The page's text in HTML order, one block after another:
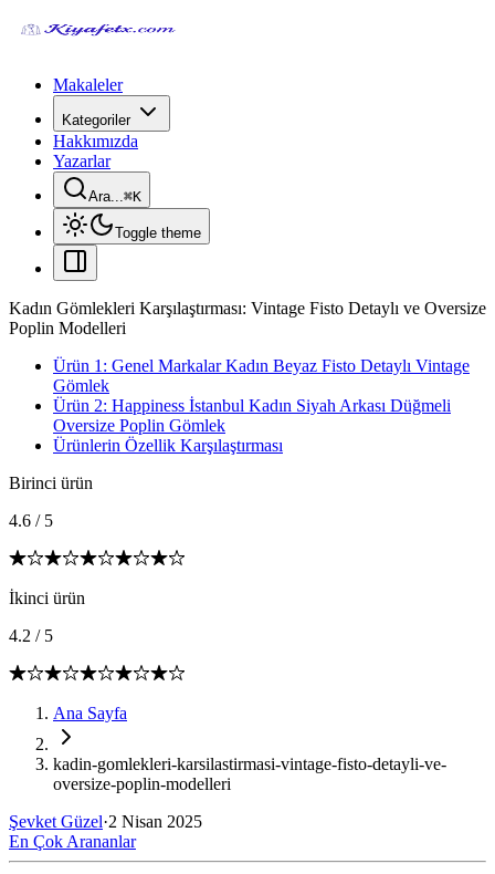
Makaleler
Kategoriler
Hakkımızda
Yazarlar
Ara...⌘K
Toggle theme
Kadın Gömlekleri Karşılaştırması: Vintage Fisto Detaylı ve Oversize
Poplin Modelleri
Ürün 1: Genel Markalar Kadın Beyaz Fisto Detaylı Vintage
Gömlek
Ürün 2: Happiness İstanbul Kadın Siyah Arkası Düğmeli
Oversize Poplin Gömlek
Ürünlerin Özellik Karşılaştırması
Birinci ürün
4.6 / 5
İkinci ürün
4.2 / 5
Ana Sayfa
kadin-gomlekleri-karsilastirmasi-vintage-fisto-detayli-ve-
oversize-poplin-modelleri
Şevket Güzel·2 Nisan 2025
En Çok Arananlar